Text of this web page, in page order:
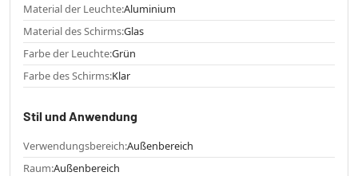
Material der Leuchte:Aluminium
Material des Schirms:Glas
Farbe der Leuchte:Grün
Farbe des Schirms:Klar
Stil und Anwendung
Verwendungsbereich:Außenbereich
Raum:Außenbereich